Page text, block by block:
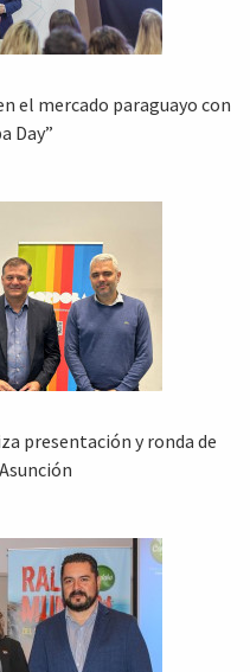
el mercado paraguayo con
Day”
presentación y ronda de